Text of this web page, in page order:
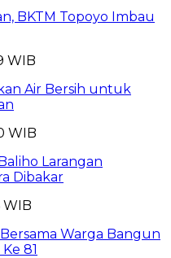
BKTM Topoyo Imbau
WIB
Air Bersih untuk
WIB
Larangan
Dibakar
WIB
Warga Bangun
81